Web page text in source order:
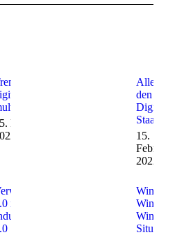
–
und
Februar
Alles für
den
Digitalen
Staat
15.
Februar
2022
in der
Win-
Win-
Win
Situation